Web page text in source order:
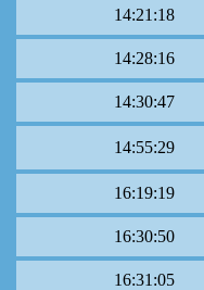
14:21:18
14:28:16
14:30:47
14:55:29
16:19:19
16:30:50
16:31:05